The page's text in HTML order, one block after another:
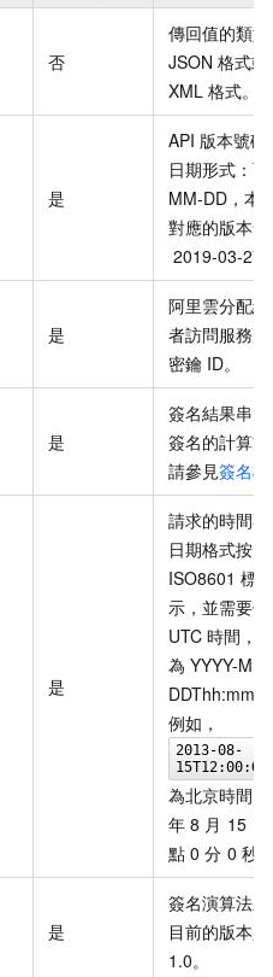
否
傳回值的類
JSON 格式或
XML 格式。
是
API 版本號碼
日期形式：
MM-DD，本
對應的版本
2019-03-27
是
阿里雲分配
者訪問服務
密鑰 ID。
是
簽名結果串
簽名的計算
請參見簽名
是
請求的時間
日期格式按照
ISO8601 標
示，並需要
UTC 時間，
為 YYYY-MM-
例如，
2013-08-
為北京時間
年 8 月 15
點 0 分 0 秒
是
簽名演算法
目前的版本是
1.0。